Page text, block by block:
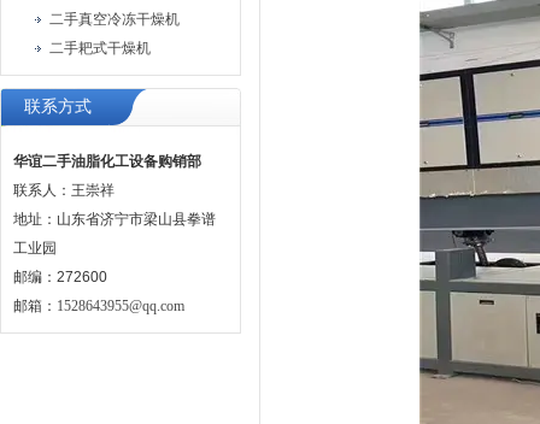
二手真空冷冻干燥机
二手耙式干燥机
联系方式
华谊二手油脂化工设备购销部
联系人：王崇祥
地址：山东省济宁市梁山县拳谱
工业园
邮编：272600
邮箱： 1528643955@qq.com